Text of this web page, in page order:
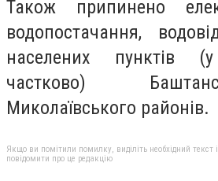
Також припинено
водопостачання,
населених пунктів
частково)
Миколаївського районів.
Якщо ви помітили помилку, виділіть необхідний текст
повідомити про це редакцію